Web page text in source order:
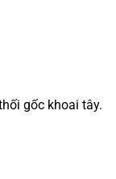
gốc khoai tây.